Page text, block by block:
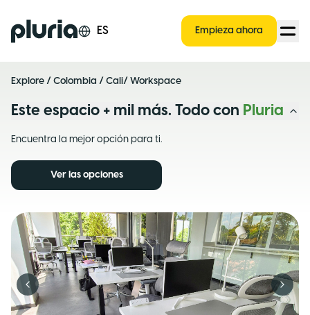
Logo Pluria ES Empieza ahora
Explore / Colombia / Cali/ Workspace
Este espacio + mil más. Todo con Pluria
Encuentra la mejor opción para ti.
Ver las opciones
Previous slide Next